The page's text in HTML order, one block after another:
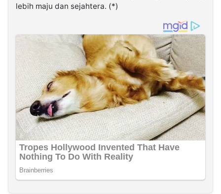
lebih maju dan sejahtera. (*)